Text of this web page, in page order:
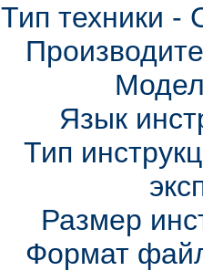
Тип техники
Язык
Тип
Размер
Формат